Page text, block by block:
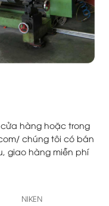
cửa hàng hoặc trong
chúng tôi có bán
giao hàng miễn phí
NIKEN